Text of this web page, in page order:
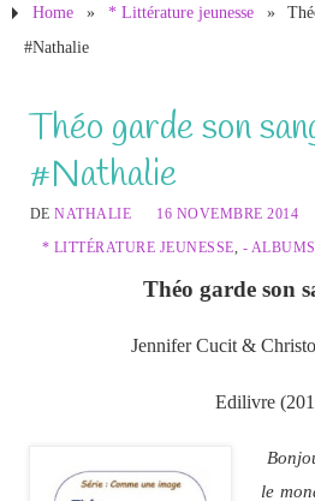
Home » * Littérature jeunesse »
#Nathalie
Théo garde son
#Nathalie
DENATHALIE
16 NOVEMBRE 2014
* LITTÉRATURE JEUNESSE, - ALBUMS
Théo garde son
Jennifer Cucit &
Edilivre
le